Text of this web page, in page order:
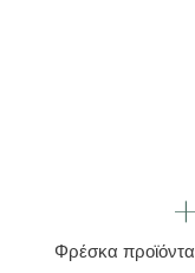
Φρέσκα προϊόντα